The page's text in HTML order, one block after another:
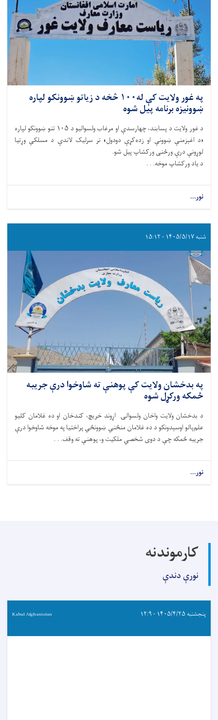
په غور ولایت کې له۱۰۰ څخه د زیاتو ښوونکو لپاره
ښوونیزه برنامه پیل شوه
د غور ولایت د پسابند، چهارسدې او مرغاب ولسوالیو د ۱۰۵ تنو ښوونکو لپاره
«د اغېزمنې ښوونې او زده‌کړې دودول» تر سرلیک لاندې د مسلکي وړتیا
لوړونې درې ورځنی ورکشاپ پیل شو.
د یاد ورکشاپ موخه. . .
نور...
شنبه ۱۴۰۵/۵/۱۷ - ۱۵:۱۲
په بدخشان ولایت کې پوهنې ته شاوخوا درې جریبه
ځمکه ورکړل شوه
د بدخشان ولایت واخان ولسوالۍ اړوند خریچ، کندخان او ده غلامان کلیو
علم‌پالو اوسېدونکو د ده غلامان منځني ښوونځي پراختیا په موخه شاوخوا درې
جریبه ځمکه چې د دوی شخصي ملکیت و، پوهنې ته وقف. . .
نور...
کارموندنه
نورې دندې
پنجشنبه ۱۴۰۵/۴/۲۵ - ۱۲:۹ Kabul Afghanistan